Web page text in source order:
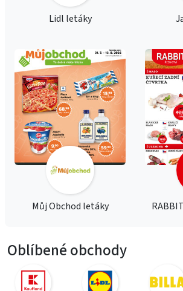
Lidl letáky
Můj Obchod letáky
Oblíbené obchody